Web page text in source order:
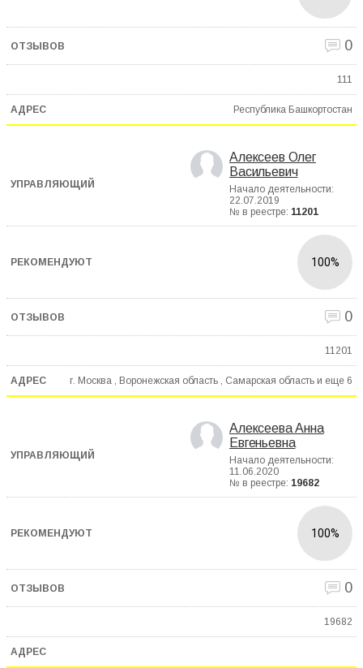
0
111
Республика Башкортостан
Алексеев Олег
Васильевич
Начало деятельности:
22.07.2019
№ в реестре: 11201
100%
0
11201
г. Москва , Воронежская область , Самарская область и еще 6
Алексеева Анна
Евгеньевна
Начало деятельности:
11.06.2020
№ в реестре: 19682
100%
0
19682